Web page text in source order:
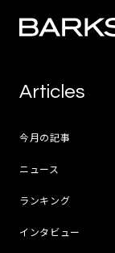
Articles
今月の記事
ニュース
ランキング
インタビュー